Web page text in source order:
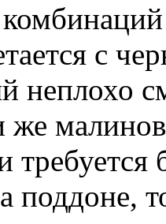
с
неплохо
же
поддоне,